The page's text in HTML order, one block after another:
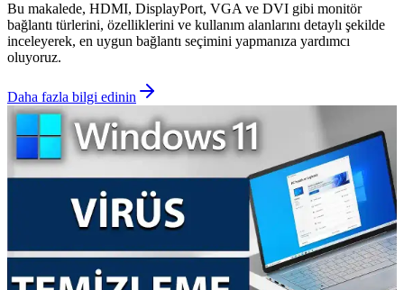
Bu makalede, HDMI, DisplayPort, VGA ve DVI gibi monitör
bağlantı türlerini, özelliklerini ve kullanım alanlarını detaylı şekilde
inceleyerek, en uygun bağlantı seçimini yapmanıza yardımcı
oluyoruz.
Daha fazla bilgi edinin